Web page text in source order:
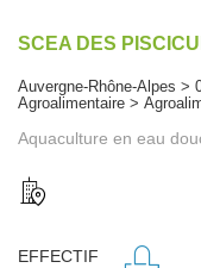
SCEA DES
Auvergne-Rhône-Alpes >
Agroalimentaire >
Aquaculture en eau
EFFECTIF